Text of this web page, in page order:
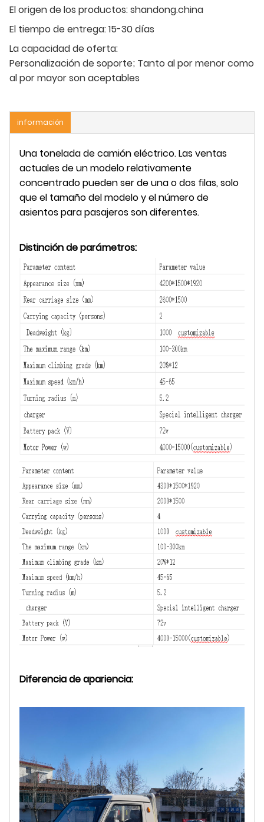
El origen de los productos:shandong.china
El tiempo de entrega:15-30 días
La capacidad de oferta:
Personalización de soporte; Tanto al por menor como
al por mayor son aceptables
información
Una tonelada de camión eléctrico. Las ventas
actuales de un modelo relativamente
concentrado pueden ser de una o dos filas, solo
que el tamaño del modelo y el número de
asientos para pasajeros son diferentes.
Distinción de parámetros:
Diferencia de apariencia: